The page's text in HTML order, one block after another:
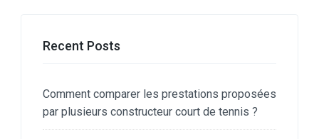
Recent Posts
Comment comparer les prestations proposées
par plusieurs constructeur court de tennis ?